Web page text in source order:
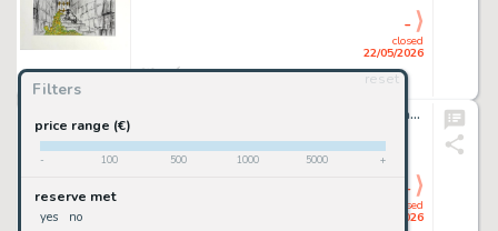
Filters
reset
price range (€)
- 100 500 1000 5000 +
reserve met
yes no
closed
22/05/2026
-
ANONYME Illustration d'un album pour enfant figurant...
closed
22/05/2026
-